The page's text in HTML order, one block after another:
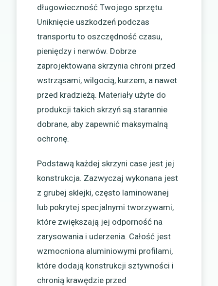
długowieczność Twojego sprzętu.
Uniknięcie uszkodzeń podczas
transportu to oszczędność czasu,
pieniędzy i nerwów. Dobrze
zaprojektowana skrzynia chroni przed
wstrząsami, wilgocią, kurzem, a nawet
przed kradzieżą. Materiały użyte do
produkcji takich skrzyń są starannie
dobrane, aby zapewnić maksymalną
ochronę.
Podstawą każdej skrzyni case jest jej
konstrukcja. Zazwyczaj wykonana jest
z grubej sklejki, często laminowanej
lub pokrytej specjalnymi tworzywami,
które zwiększają jej odporność na
zarysowania i uderzenia. Całość jest
wzmocniona aluminiowymi profilami,
które dodają konstrukcji sztywności i
chronią krawędzie przed